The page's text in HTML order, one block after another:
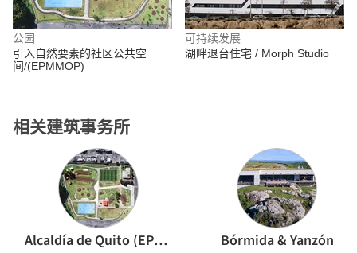
公园
引入自然要素的社区公共空
间/(EPMMOP)
相关建筑事务所
Alcaldía de Quito (EPMMOP) Bórmida & Yanzón
可持续发展
湖畔退台住宅 / Morph Studio